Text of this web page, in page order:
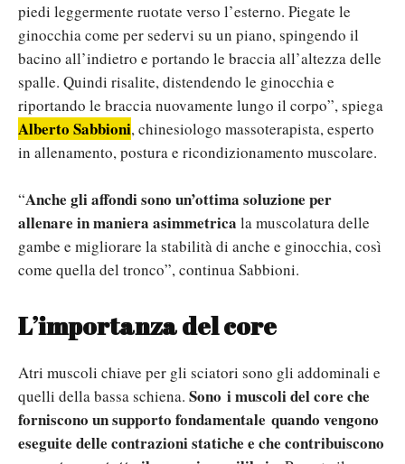
piedi leggermente ruotate verso l’esterno. Piegate le
ginocchia come per sedervi su un piano, spingendo il
bacino all’indietro e portando le braccia all’altezza delle
spalle. Quindi risalite, distendendo le ginocchia e
riportando le braccia nuovamente lungo il corpo”, spiega
Alberto Sabbioni, chinesiologo massoterapista, esperto
in allenamento, postura e ricondizionamento muscolare.
“Anche gli affondi sono un’ottima soluzione per
allenare in maniera asimmetrica la muscolatura delle
gambe e migliorare la stabilità di anche e ginocchia, così
come quella del tronco”, continua Sabbioni.
L’importanza del core
Atri muscoli chiave per gli sciatori sono gli addominali e
quelli della bassa schiena. Sono i muscoli del core che
forniscono un supporto fondamentale quando vengono
eseguite delle contrazioni statiche e che contribuiscono